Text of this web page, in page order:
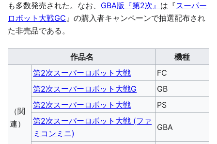
も多数発売された。なお、 GBA版『第2次』 は『スーパー
ロボット大戦GC』の購入者キャンペーンで抽選配布され
た非売品である。
作品名 機種
（関
連）
第2次スーパーロボット大戦
FC
第2次スーパーロボット大戦G
GB
第2次スーパーロボット大戦
PS
第2次スーパーロボット大戦 (ファ
ミコンミニ)
GBA